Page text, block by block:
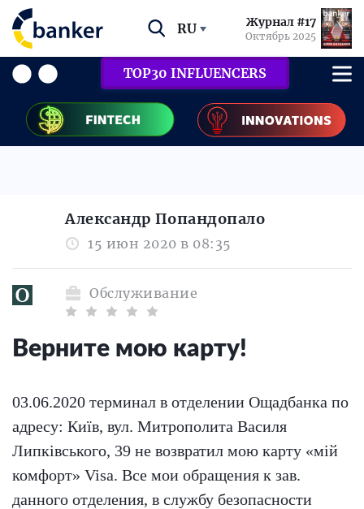
RU Журнал #17
Октябрь 2025
TOP30 INFLUENCERS
Александр Попандопало
15 июн 2020 в 08:35
Обслуживание
Верните мою карту!
03.06.2020 терминал в отделении Ощадбанка по
адресу: Київ, вул. Митрополита Василя
Липківського, 39 не возвратил мою карту «мій
комфорт» Visa. Все мои обращения к зав.
данного отделения, в службу безопасности